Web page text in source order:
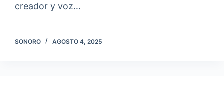
creador y voz…
SONORO AGOSTO 4, 2025